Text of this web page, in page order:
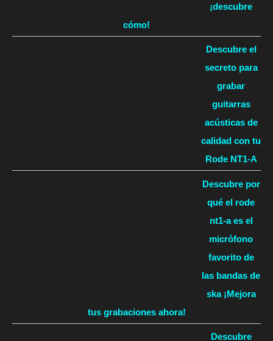
¡descubre
cómo!
Descubre el
secreto para
grabar
guitarras
acústicas de
calidad con tu
Rode NT1-A
Descubre por
qué el rode
nt1-a es el
micrófono
favorito de
las bandas de
ska ¡Mejora
tus grabaciones ahora!
Descubre